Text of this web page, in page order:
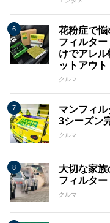
花粉症で
フィルタ
けでアレ
ットアウト
クルマ
マンフィ
3シーズン
クルマ
大切な家
フィルター
クルマ